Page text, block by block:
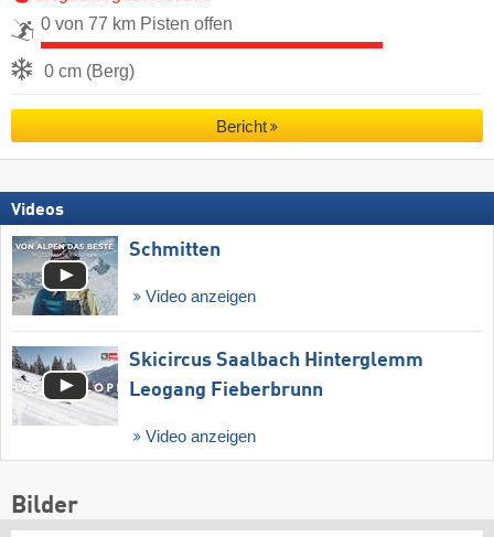
0 von 77 km Pisten offen
0 cm (Berg)
Bericht
Videos
Schmitten
Video anzeigen
Skicircus Saalbach Hinterglemm
Leogang Fieberbrunn
Video anzeigen
Bilder